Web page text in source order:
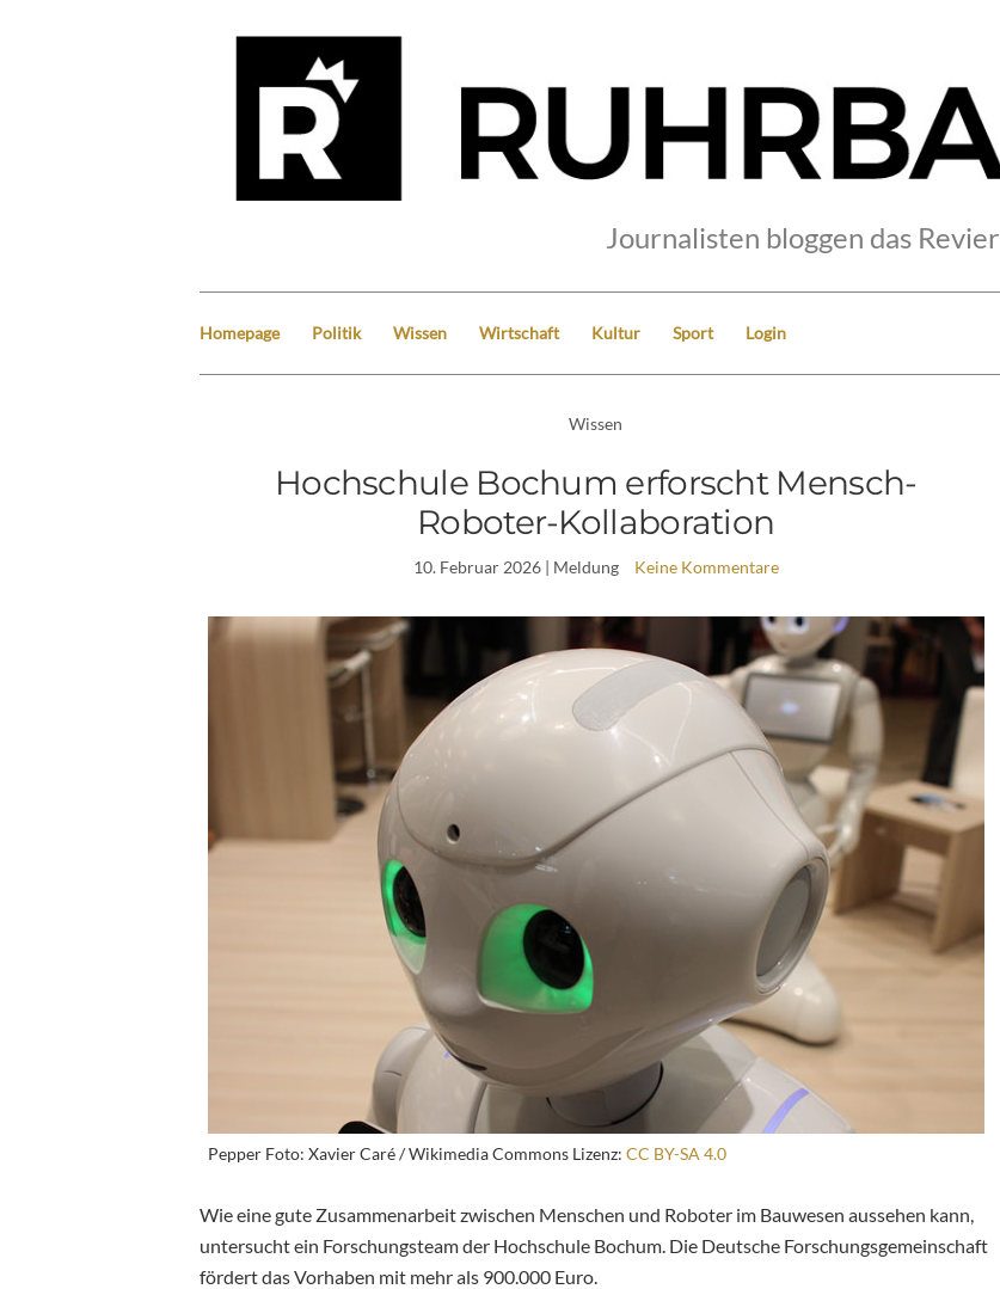
Journalisten bloggen das Revier
Homepage Politik Wissen Wirtschaft Kultur Sport Login
Wissen
Hochschule Bochum erforscht Mensch-
Roboter-Kollaboration
10. Februar 2026| Meldung Keine Kommentare
Pepper Foto: Xavier Caré / Wikimedia Commons Lizenz: CC BY-SA 4.0
Wie eine gute Zusammenarbeit zwischen Menschen und Roboter im Bauwesen aussehen kann,
untersucht ein Forschungsteam der Hochschule Bochum. Die Deutsche Forschungsgemeinschaft
fördert das Vorhaben mit mehr als 900.000 Euro.